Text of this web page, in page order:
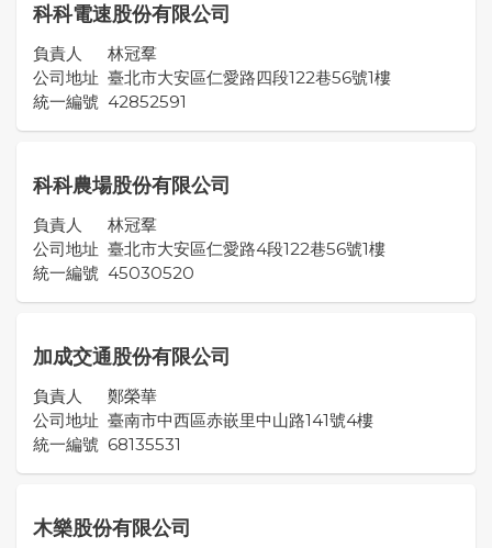
科科電速股份有限公司
負責人
林冠羣
公司地址 臺北市大安區仁愛路四段122巷56號1樓
統一編號 42852591
科科農場股份有限公司
負責人
林冠羣
公司地址 臺北市大安區仁愛路4段122巷56號1樓
統一編號 45030520
加成交通股份有限公司
負責人
鄭榮華
公司地址 臺南市中西區赤嵌里中山路141號4樓
統一編號 68135531
木樂股份有限公司